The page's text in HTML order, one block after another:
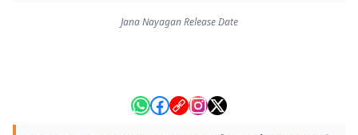
Jana Nayagan Release Date